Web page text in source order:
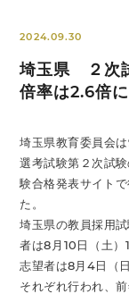
2024.09.30
埼玉県 ２次
倍率は2.6倍に
埼玉県教育委員会
選考試験第２次試
験合格発表サイト
た。
埼玉県の教員採用
者は8月10日（土）
志望者は8月4日（
それぞれ行われ、